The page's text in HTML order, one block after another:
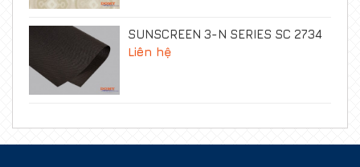
SUNSCREEN 3-N SERIES SC 2734
Liên hệ